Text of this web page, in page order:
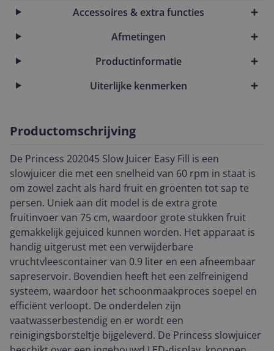
Accessoires & extra functies
Afmetingen
Productinformatie
Uiterlijke kenmerken
Productomschrijving
De Princess 202045 Slow Juicer Easy Fill is een
slowjuicer die met een snelheid van 60 rpm in staat is
om zowel zacht als hard fruit en groenten tot sap te
persen. Uniek aan dit model is de extra grote
fruitinvoer van 75 cm, waardoor grote stukken fruit
gemakkelijk gejuiced kunnen worden. Het apparaat is
handig uitgerust met een verwijderbare
vruchtvleescontainer van 0.9 liter en een afneembaar
sapreservoir. Bovendien heeft het een zelfreinigend
systeem, waardoor het schoonmaakproces soepel en
efficiënt verloopt. De onderdelen zijn
vaatwasserbestendig en er wordt een
reinigingsborsteltje bijgeleverd. De Princess slowjuicer